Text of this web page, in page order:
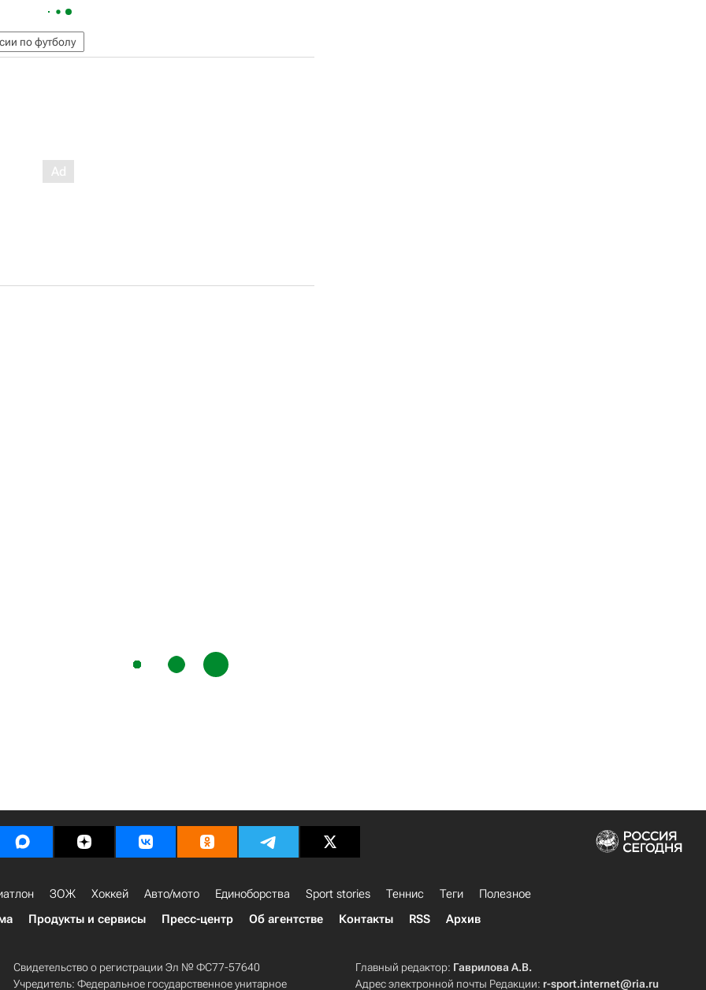
по футболу
ЗОЖ Хоккей Авто/мото Единоборства Sport stories Теннис Теги
Полезное
Продукты и сервисы Пресс-центр Об агентстве Контакты RSS Архив
Свидетельство о регистрации Эл № ФС77-57640
Учредитель: Федеральное государственное унитарное
Главный редактор: Гаврилова А.В.
Адрес электронной почты Редакции: r-sport.internet@ria.ru